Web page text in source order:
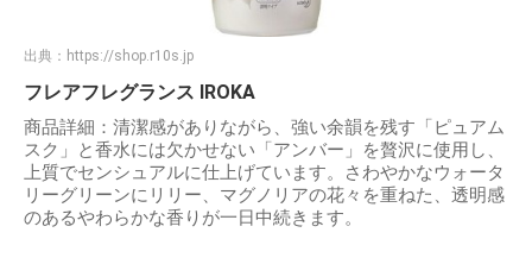
出典： https://shop.r10s.jp
フレアフレグランス IROKA
商品詳細：清潔感がありながら、強い余韻を残す「ピュアム
スク」と香水には欠かせない「アンバー」を贅沢に使用し、
上質でセンシュアルに仕上げています。さわやかなウォータ
リーグリーンにリリー、マグノリアの花々を重ねた、透明感
のあるやわらかな香りが一日中続きます。